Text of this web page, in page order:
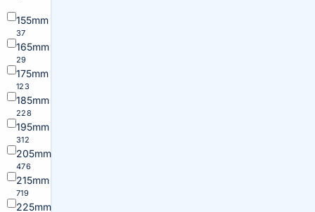
155mm
37
165mm
29
175mm
123
185mm
228
195mm
312
205mm
476
215mm
719
225mm